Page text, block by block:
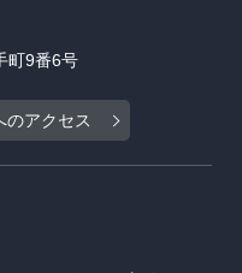
町9番6号
のアクセス